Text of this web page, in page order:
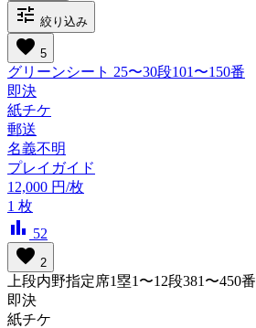
tune 絞り込み
favorite 5
グリーンシート 25〜30段101〜150番
即決
紙チケ
郵送
名義不明
プレイガイド
12,000 円/枚
1 枚
bar_chart 52
favorite 2
上段内野指定席1塁1〜12段381〜450番
即決
紙チケ